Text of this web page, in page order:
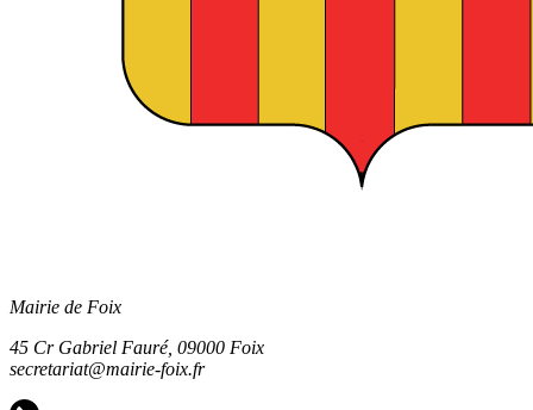
Mairie de Foix
45 Cr Gabriel Fauré, 09000 Foix
secretariat@mairie-foix.fr